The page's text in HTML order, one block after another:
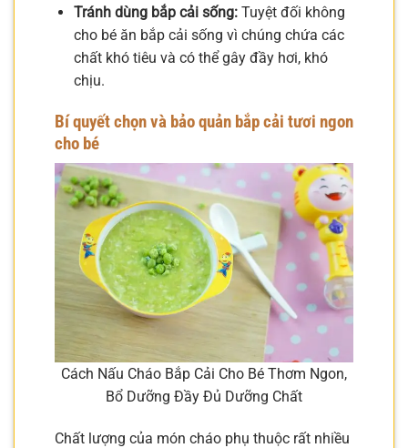
Tránh dùng bắp cải sống:Tuyệt đối không
cho bé ăn bắp cải sống vì chúng chứa các
chất khó tiêu và có thể gây đầy hơi, khó
chịu.
Bí quyết chọn và bảo quản bắp cải tươi ngon
cho bé
Cách Nấu Cháo Bắp Cải Cho Bé Thơm Ngon,
Bổ Dưỡng Đầy Đủ Dưỡng Chất
Chất lượng của món cháo phụ thuộc rất nhiều